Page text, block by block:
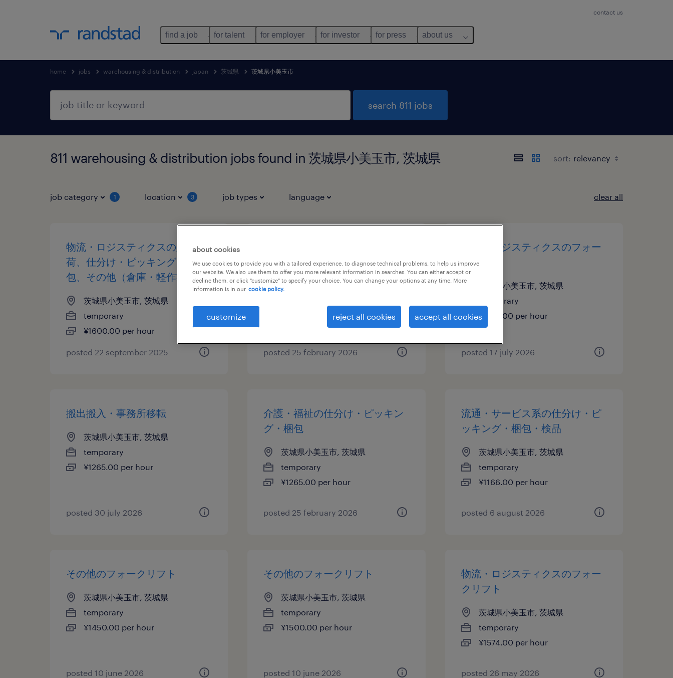
contact us
find a job for talent for employer for investor for press about us
home jobs warehousing & distribution japan 茨城県 茨城県小美玉市
search 811 jobs
811 warehousing & distribution jobs found in 茨城県小美玉市, 茨城県 sort:
job category 1 location 3 job types language clear all
物流・ロジスティクスの入出
荷、仕分け・ピッキング・梱
包、その他（倉庫・軽作業）
茨城県小美玉市, 茨城県
temporary
¥1600.00 per hour
posted 22 september 2025
け・ピッキング・梱包
茨城県小美玉市, 茨城県
¥1250.00 per hour
posted 25 february 2026
物流・ロジスティクスのフォー
クリフト
茨城県小美玉市, 茨城県
temporary
¥1574.00 per hour
posted 17 july 2026
搬出搬入・事務所移転
茨城県小美玉市, 茨城県
temporary
¥1265.00 per hour
posted 30 july 2026
介護・福祉の仕分け・ピッキン
グ・梱包
茨城県小美玉市, 茨城県
temporary
¥1265.00 per hour
posted 25 february 2026
流通・サービス系の仕分け・ピ
ッキング・梱包・検品
茨城県小美玉市, 茨城県
temporary
¥1166.00 per hour
posted 6 august 2026
その他のフォークリフト
茨城県小美玉市, 茨城県
temporary
¥1450.00 per hour
posted 10 june 2026
その他のフォークリフト
茨城県小美玉市, 茨城県
temporary
¥1500.00 per hour
posted 10 june 2026
物流・ロジスティクスのフォー
クリフト
茨城県小美玉市, 茨城県
temporary
¥1574.00 per hour
posted 26 may 2026
about cookies
We use cookies to provide you with a tailored experience, to diagnose technical problems, to help us improve
our website. We also use them to offer you more relevant information in searches. You can either accept or
decline them, or click "customize" to specify your choice. You can change your options at any time. More
information is in our cookie policy.
customize reject all cookies accept all cookies